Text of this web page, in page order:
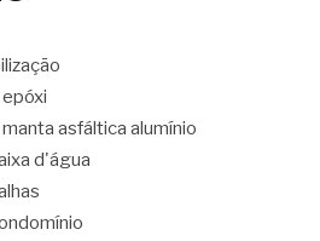
asfáltica alumínio
d'água